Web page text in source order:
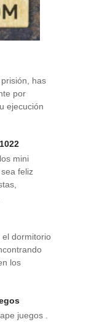
has
por
ejecución
mini
feliz
el dormitorio
los
juegos .